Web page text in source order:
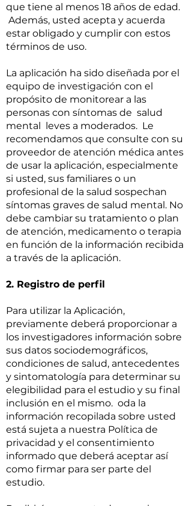
que tiene al menos 18 años de edad.
Además, usted acepta y acuerda
estar obligado y cumplir con estos
términos de uso.
La aplicación ha sido diseñada por el
equipo de investigación con el
propósito de monitorear a las
personas con síntomas de salud
mental leves a moderados. Le
recomendamos que consulte con su
proveedor de atención médica antes
de usar la aplicación, especialmente
si usted, sus familiares o un
profesional de la salud sospechan
síntomas graves de salud mental. No
debe cambiar su tratamiento o plan
de atención, medicamento o terapia
en función de la información recibida
a través de la aplicación.
2. Registro de perfil
Para utilizar la Aplicación,
previamente deberá proporcionar a
los investigadores información sobre
sus datos sociodemográficos,
condiciones de salud, antecedentes
y sintomatología para determinar su
elegibilidad para el estudio y su final
inclusión en el mismo. oda la
información recopilada sobre usted
está sujeta a nuestra Política de
privacidad y el consentimiento
informado que deberá aceptar así
como firmar para ser parte del
estudio.